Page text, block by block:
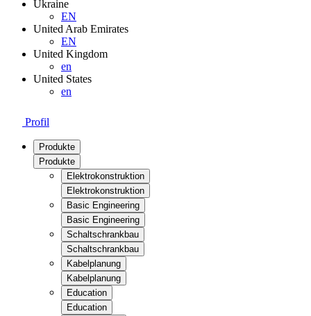
Ukraine
EN
United Arab Emirates
EN
United Kingdom
en
United States
en
Profil
Produkte
Produkte
Elektrokonstruktion
Elektrokonstruktion
Basic Engineering
Basic Engineering
Schaltschrankbau
Schaltschrankbau
Kabelplanung
Kabelplanung
Education
Education